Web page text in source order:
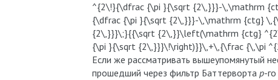
^{2\!}{\dfrac {\pi }{\sqrt {2\,}}}-\,\mathrm
{\dfrac {\pi }{\sqrt {2\,}}}-\,\mathrm {ctg}
{2\,}}}\;}{{\sqrt {2\,}}\left(\mathrm {ctg}
{\pi }{\sqrt {2\,}}}\!\right)}}\,+\,{\frac {\,\pi
Если же рассматривать вышеупомянутый
прошедший через фильтр Баттерворта p-